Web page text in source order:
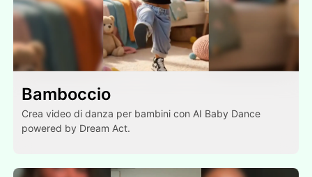
Bamboccio
Crea video di danza per bambini con AI Baby Dance
powered by Dream Act.